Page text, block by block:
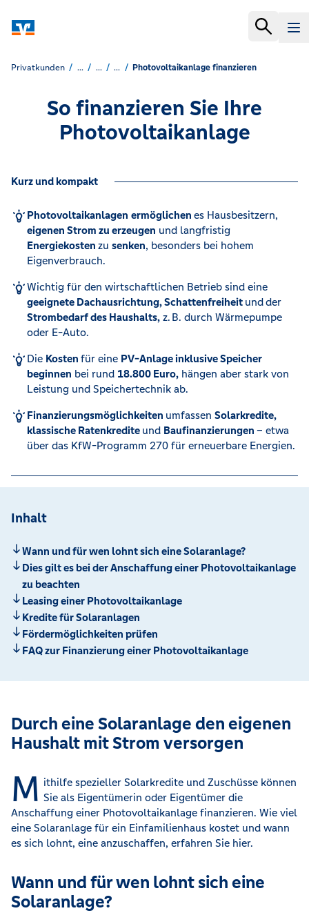
Privatkunden ... ... ... Photovoltaikanlage finanzieren
So finanzieren Sie Ihre
Photovoltaikanlage
Kurz und kompakt
Photovoltaikanlagen ermöglichen es Hausbesitzern,
eigenen Strom zu erzeugen und langfristig
Energiekosten zu senken, besonders bei hohem
Eigenverbrauch.
Wichtig für den wirtschaftlichen Betrieb sind eine
geeignete Dachausrichtung, Schattenfreiheit undder
Strombedarf des Haushalts,z. B. durch Wärmepumpe
oder E-Auto.
Die Kosten für eine PV-Anlage inklusive Speicher
beginnen bei rund 18.800 Euro,hängen aber stark von
Leistung und Speichertechnik ab.
Finanzierungsmöglichkeiten umfassen Solarkredite,
klassische Ratenkredite und Baufinanzierungen – etwa
über das KfW-Programm 270 für erneuerbare Energien.
Inhalt
Wann und für wen lohnt sich eine Solaranlage?
Dies gilt es bei der Anschaffung einer Photovoltaikanlage
zu beachten
Leasing einer Photovoltaikanlage
Kredite für Solaranlagen
Fördermöglichkeiten prüfen
FAQ zur Finanzierung einer Photovoltaikanlage
Durch eine Solaranlage den eigenen
Haushalt mit Strom versorgen
M ithilfe spezieller Solarkredite und Zuschüsse können
Sie als Eigentümerin oder Eigentümer die
Anschaffung einer Photovoltaikanlage finanzieren. Wie viel
eine Solaranlage für ein Einfamilienhaus kostet und wann
es sich lohnt, eine anzuschaffen, erfahren Sie hier.
Wann und für wen lohnt sich eine
Solaranlage?